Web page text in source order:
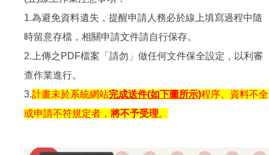
1.為避免資料遺失，提醒申請人務必於線上填寫過程中隨
時留意存檔，相關申請文件請自行保存。
2.上傳之PDF檔案「請勿」做任何文件保全設定，以利審
查作業進行。
3.計畫未於系統網站完成送件(如下圖所示)程序、資料不全
或申請不符規定者， 將不予受理。